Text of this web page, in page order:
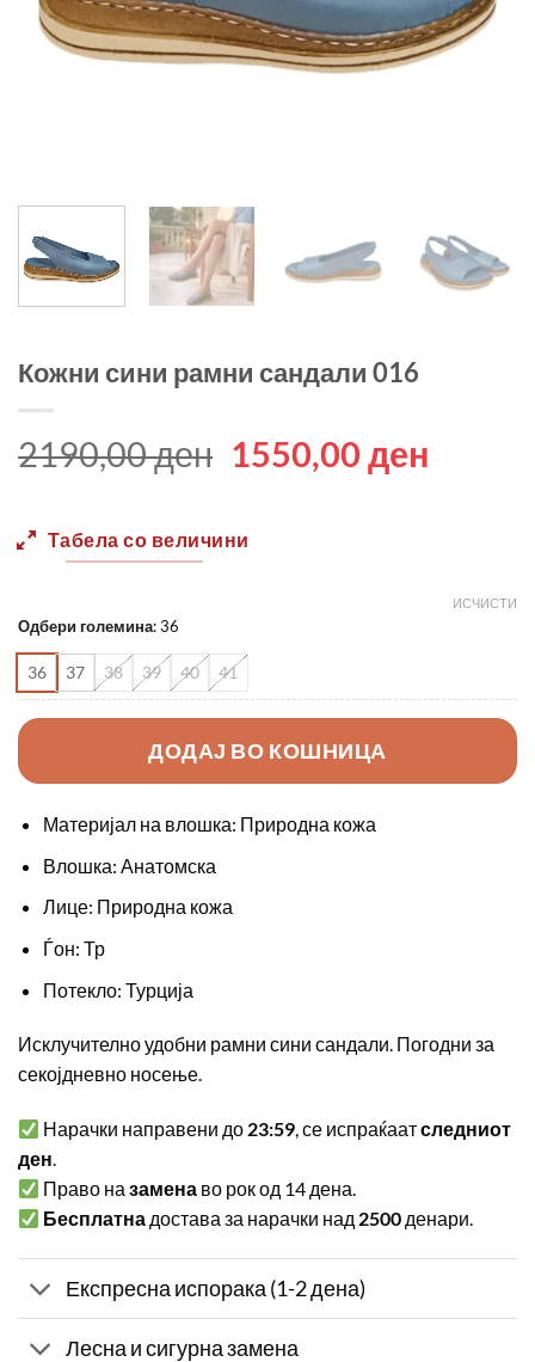
Кожни сини рамни сандали 016
2190,00ден Original
2190,00 ден.
1550,00 ден
Табела со величини
Одбери големина:36
36 37 38 39 40 41
ИСЧИСТИ
ДОДАЈ ВО КОШНИЦА
Материјал на влошка: Природна кожа
Влошка: Анатомска
Лице: Природна кожа
Ѓон: Тр
Потекло: Турција
Исклучително удобни рамни сини сандали. Погодни за
секојдневно носење.
Нарачки направени до 23:59, се испраќаатследниот
ден.
Право назамена во рок од 14 дена.
Бесплатна достава за нарачки над 2500 денари.
Експресна испорака (1-2 дена)
Лесна и сигурна замена